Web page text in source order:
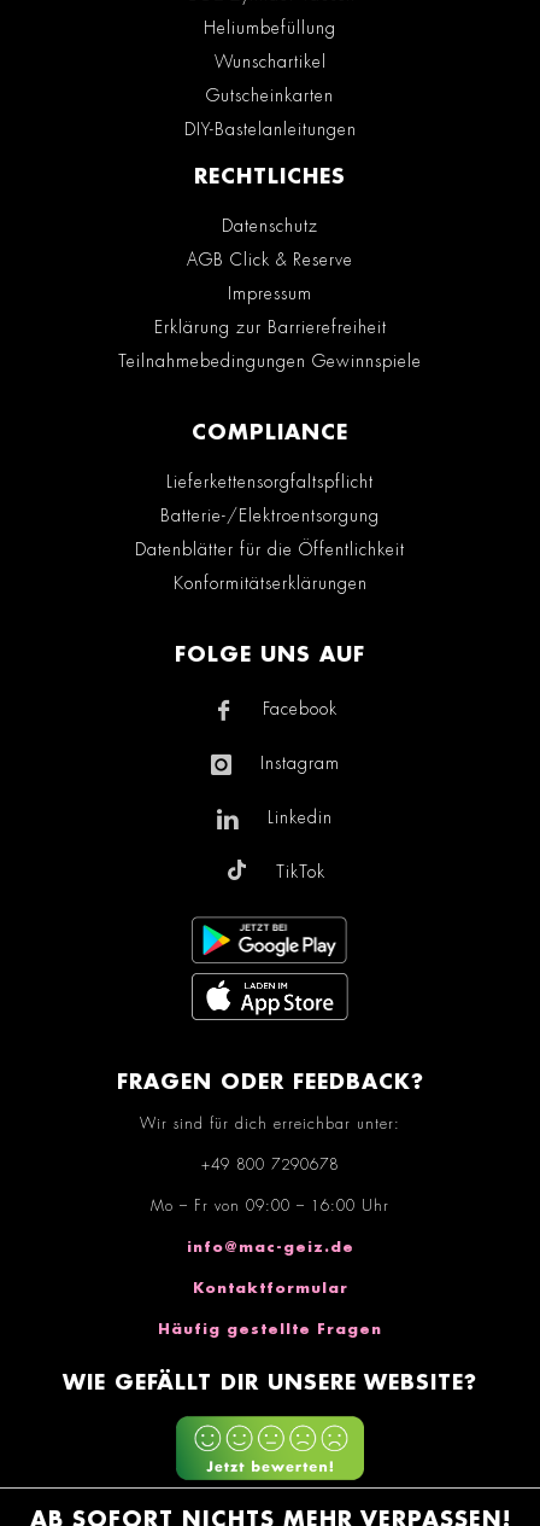
Heliumbefüllung
Wunschartikel
Gutscheinkarten
DIY-Bastelanleitungen
RECHTLICHES
Datenschutz
AGB Click & Reserve
Impressum
Erklärung zur Barrierefreiheit
Teilnahmebedingungen Gewinnspiele
COMPLIANCE
Lieferkettensorgfaltspflicht
Batterie-/Elektroentsorgung
Datenblätter für die Öffentlichkeit
Konformitätserklärungen
FOLGE UNS AUF
Facebook
Instagram
Linkedin
TikTok
FRAGEN ODER FEEDBACK?
Wir sind für dich erreichbar unter:
+49 800 7290678
Mo – Fr von 09:00 – 16:00 Uhr
info@mac-geiz.de
Kontaktformular
Häufig gestellte Fragen
WIE GEFÄLLT DIR UNSERE WEBSITE?
AB SOFORT NICHTS MEHR VERPASSEN!